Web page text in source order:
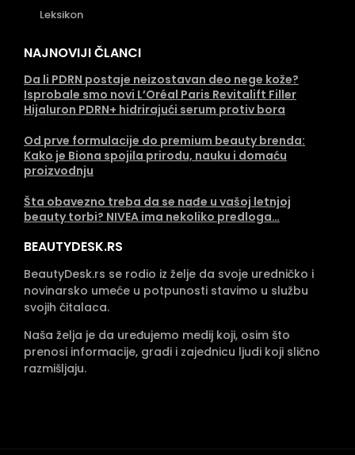
Leksikon
NAJNOVIJI ČLANCI
Da li PDRN postaje neizostavan deo nege kože?
Isprobale smo novi L’Oréal Paris Revitalift Filler
Hijaluron PDRN+ hidrirajući serum protiv bora
Od prve formulacije do premium beauty brenda:
Kako je Biona spojila prirodu, nauku i domaću
proizvodnju
Šta obavezno treba da se nađe u vašoj letnjoj
beauty torbi? NIVEA ima nekoliko predloga…
BEAUTYDESK.RS
BeautyDesk.rs se rodio iz želje da svoje uredničko i
novinarsko umeće u potpunosti stavimo u službu
svojih čitalaca.
Naša želja je da uređujemo medij koji, osim što
prenosi informacije, gradi i zajednicu ljudi koji slično
razmišljaju.